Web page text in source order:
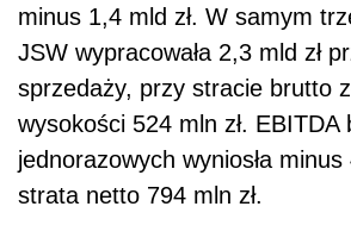
minus 1,4 mld zł. W samym
JSW wypracowała 2,3 mld zł
sprzedaży, przy stracie brutto
wysokości 524 mln zł. EBITDA
jednorazowych wyniosła minus
strata netto 794 mln zł.